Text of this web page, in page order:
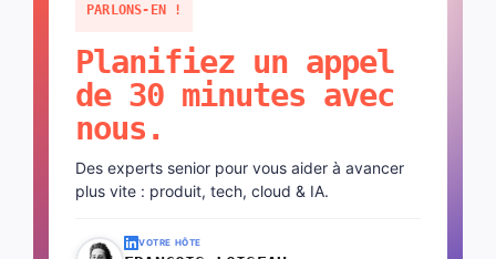
PARLONS-EN !
Planifiez un appel
de 30 minutes avec
nous.
Des experts senior pour vous aider à avancer
plus vite : produit, tech, cloud & IA.
VOTRE HÔTE